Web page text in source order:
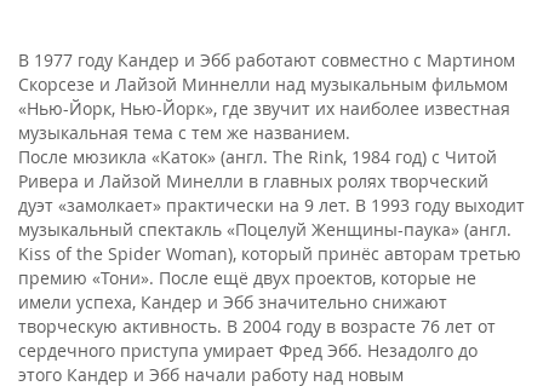
В 1977 году Кандер и Эбб работают совместно с Мартином
Скорсезе и Лайзой Миннелли над музыкальным фильмом
«Нью-Йорк, Нью-Йорк», где звучит их наиболее известная
музыкальная тема с тем же названием.
После мюзикла «Каток» (англ. The Rink, 1984 год) с Читой
Ривера и Лайзой Минелли в главных ролях творческий
дуэт «замолкает» практически на 9 лет. В 1993 году выходит
музыкальный спектакль «Поцелуй Женщины-паука» (англ.
Kiss of the Spider Woman), который принёс авторам третью
премию «Тони». После ещё двух проектов, которые не
имели успеха, Кандер и Эбб значительно снижают
творческую активность. В 2004 году в возрасте 76 лет от
сердечного приступа умирает Фред Эбб. Незадолго до
этого Кандер и Эбб начали работу над новым